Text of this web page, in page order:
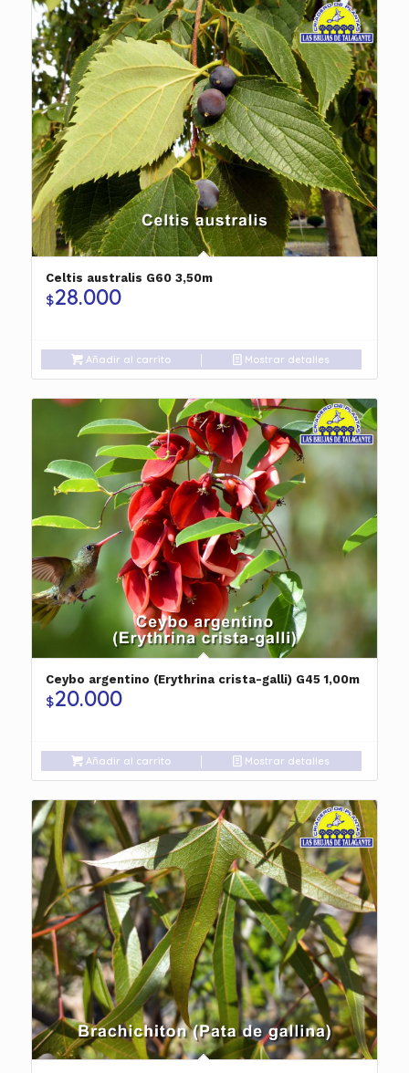
Celtis australis G60 3,50m
$28.000
Añadir al carrito Mostrar detalles
Ceybo argentino (Erythrina crista-galli) G45 1,00m
$20.000
Añadir al carrito Mostrar detalles